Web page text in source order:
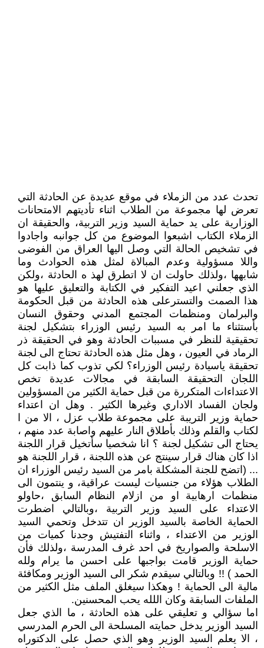
تحدث عدد من الزملاء في موقع عديدة عن الحادثة التي
تعرض لها مجموعة من الطلاب اثناء تأديتهم الامتحانات
الوزارية على يد حماية السيد وزير التربية، والحقيقة ان
الزملاء الكتاب اشبعوا الموضوع من كل جوانبه واجادوا
في تشخيص الحالة التي وصل اليها العراق من الفوضى
واللا مسؤولية وعدم المبالاة لمثل هذه الحوادث وما
شابهها ،ولذلك حاولت ان لا اتطرق لهذ ه الحادثة ،ولكن
الذي جعلني اعيد التفكير في الكتابة والتعليق عليها هو
هذا الصمت والتسترعلى هذه الحادثة من قبل الحكومة
والبرلمان ومنظمات المجتمع المدني وحقوق النسان
بأستثناء ما امر به السيد رئيس الوزراء بتشكيل لجنة
تحقيقية للنظر في مسببات الحادثة وهو في الحقيقة ذر
الرماد في العيون ، وهل مثل هذه الحادثة تحتاج الى لجنة
تحقيقة ياسيادة رئيس الوزراء؟ لكي تذوب كما ذابت كل
اللجان التحقيقة السابقة في مجالات عديدة تخص
الاعتداءات المتكررة من قبل حماية الكثير من المسؤولين
ولجان الفساد الاداري وغيرها الكثير . وهل ان اعتداء
حماية وزير التريبة على مجموعة طلاب عزل ، الا من ا
لكتاب والقلم وذلك بأطلاق النار عليهم واصابة عدد منهم ،
يحتاج الى تشكيل لجنة ؟ انا شخصيا سأتخيل قرار اللجنة
اذا كان هناك قرار سينتج عن هذه اللجنة ، قرار اللجنة هو
... (اتضح للجنة المشكلة بامر من السيد رئيس الوزراء ان
الطلاب هؤلاء من جنسيات ليست عراقية، و ينتمون الى
منظمات ارهابية او من ازلام النظام السابق ،حاولو
الاعتداء على السيد وزير التربية ،وبالتالي اضطرت
الحماية الخاصة بالسيد الوزير ان تتدخل وتحمي السيد
الوزير من الاعتداء ، واثناء التفتيش وجدنا كميات من
الاسلحة والصواريخ في احد غرف المدرسة ،ولذلك فأن
حماية الوزير قامت بواجبها على احسن ما يرام ولله
الحمد ) !! وبالتالي سيقدم شكر الى السيد الوزير ومكافئة
مالية الى الحماية ! وهكذا سيغلق الملف مثل الكثير من
الملفات السابقة وكان اللله يحب المحسنين.
اما سؤالي و تعليقي على هذه الحادثة ، ما الذي جعل
السيد الوزير يدخل حمايته المسلحة الى الحرم المدرسي
، الا يعلم السيد الوزير وهو الذي حصل على الدكتوراه